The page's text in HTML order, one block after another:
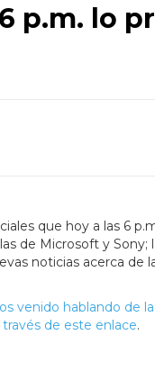
p.m. lo
que hoy a las 6
de Microsoft y
noticias acerca de
venido hablando de
través de este enlace.